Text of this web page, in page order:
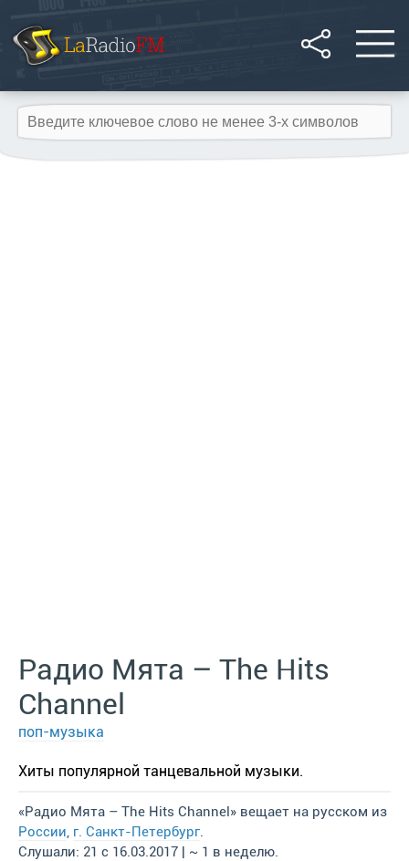
Радио Мята – The Hits
Channel
поп-музыка
Хиты популярной танцевальной музыки.
«Радио Мята – The Hits Channel» вещает на русском из
России, г. Санкт-Петербург.
Слушали: 21 с 16.03.2017 | ~ 1 в неделю.